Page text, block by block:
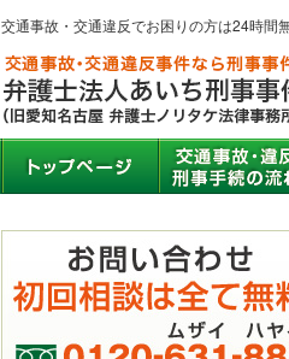
交通事故・交通違反でお困りの方は24時間